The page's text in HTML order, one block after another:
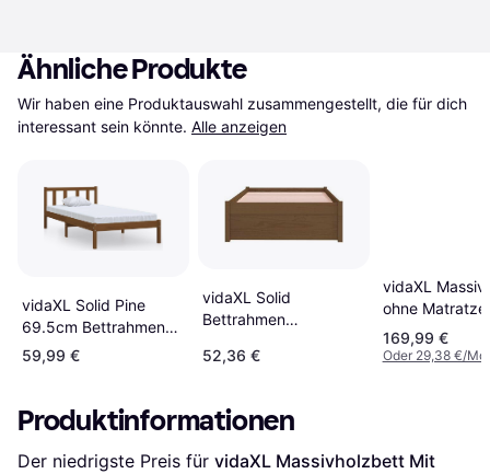
Ähnliche Produkte
Wir haben eine Produktauswahl zusammengestellt, die für dich
interessant sein könnte. Alle anzeigen
vidaXL Solid Pine
69.5cm Bettrahmen
75x190cm
59,99 €
vidaXL Solid
Bettrahmen
52,36 €
vidaXL
ohne Matratze
75x190 cm
Kiefernholz
169,99 €
Oder 29,38 €/
Produktinformationen
Der niedrigste Preis für vidaXL Massivholzbett Mit